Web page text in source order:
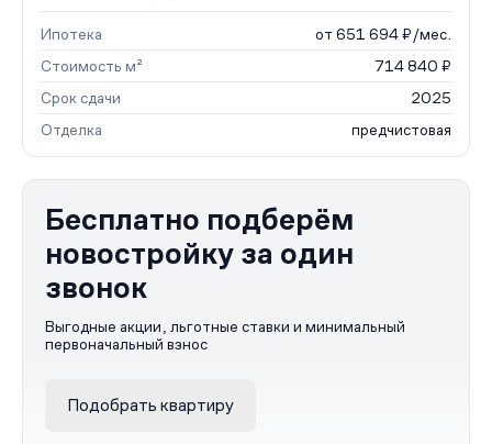
Ипотека
от 651 694 ₽/мес.
Стоимость м²
714 840 ₽
Срок сдачи
2025
Отделка
предчистовая
Бесплатно подберём
новостройку за один
звонок
Выгодные акции, льготные ставки и минимальный
первоначальный взнос
Подобрать квартиру